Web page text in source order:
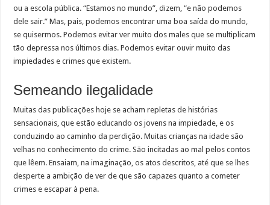
ou a escola pública. “Estamos no mundo”, dizem, “e não podemos
dele sair.” Mas, pais, podemos encontrar uma boa saída do mundo,
se quisermos. Podemos evitar ver muito dos males que se multiplicam
tão depressa nos últimos dias. Podemos evitar ouvir muito das
impiedades e crimes que existem.
Semeando ilegalidade
Muitas das publicações hoje se acham repletas de histórias
sensacionais, que estão educando os jovens na impiedade, e os
conduzindo ao caminho da perdição. Muitas crianças na idade são
velhas no conhecimento do crime. São incitadas ao mal pelos contos
que lêem. Ensaiam, na imaginação, os atos descritos, até que se lhes
desperte a ambição de ver de que são capazes quanto a cometer
crimes e escapar à pena.